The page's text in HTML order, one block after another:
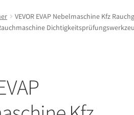
VEVOR EVAP Nebelmaschine Kfz